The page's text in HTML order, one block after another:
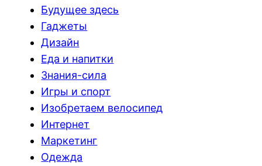
Будущее здесь
Гаджеты
Дизайн
Еда и напитки
Знания-сила
Игры и спорт
Изобретаем велосипед
Интернет
Маркетинг
Одежда